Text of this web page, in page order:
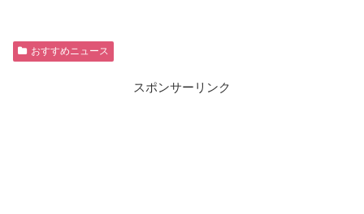
おすすめニュース
スポンサーリンク